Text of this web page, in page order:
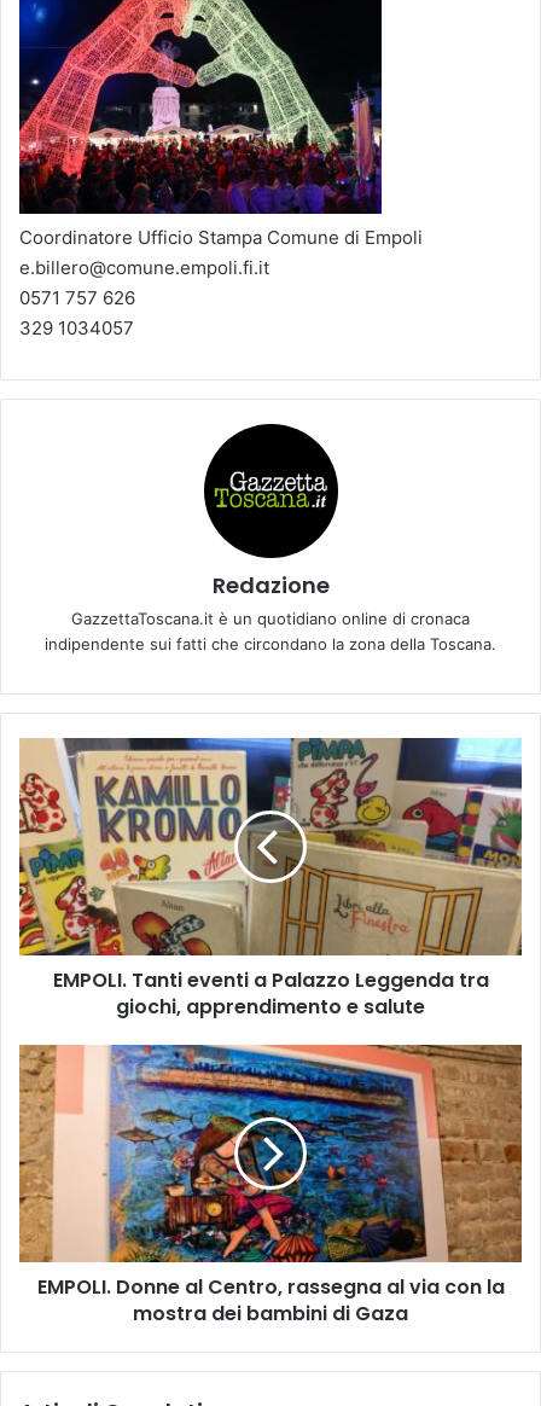
Coordinatore Ufficio Stampa Comune di Empoli
e.billero@comune.empoli.fi.it
0571 757 626
329 1034057
Redazione
GazzettaToscana.it è un quotidiano online di cronaca
indipendente sui fatti che circondano la zona della Toscana.
M
P
O
L
I
.
T
a
e
v
e
n
t
a
P
a
z
EMPOLI. Tanti eventi a Palazzo Leggenda tra
giochi, apprendimento e salute
E
M
P
O
L
.
D
o
EMPOLI. Donne al Centro, rassegna al via con la
mostra dei bambini di Gaza